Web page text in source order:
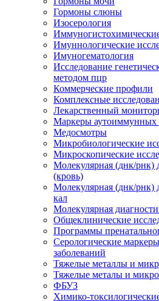
Гормоны слюны
Изосерология
Имуннологические
Имуногематология
Исследование
методом пцр
Коммерческие профили
Комплексные
Лекарственный
Маркеры аутоиммунных
Медосмотры
Микробиологические
Микроскопические
Молекулярная (днк/рнк)
(кровь)
Молекулярная (днк/рнк)
кал
Молекулярная
Общеклинические
Программы
Серологические
заболеваний
Тяжелые металлы и
Тяжелые металы и
ФБУЗ
Химико-